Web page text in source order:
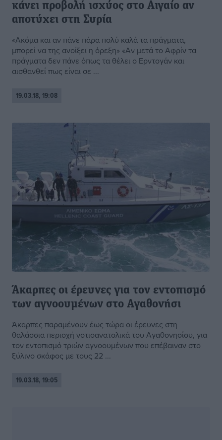
κάνει προβολή ισχύος στο Αιγαίο αν
αποτύχει στη Συρία
«Ακόμα και αν πάνε πάρα πολύ καλά τα πράγματα,
μπορεί να της ανοίξει η όρεξη» «Αν μετά το Αφρίν τα
πράγματα δεν πάνε όπως τα θέλει ο Ερντογάν και
αισθανθεί πως είναι σε ...
19.03.18, 19:08
Άκαρπες οι έρευνες για τον εντοπισμό
των αγνοουμένων στο Αγαθονήσι
Άκαρπες παραμένουν έως τώρα οι έρευνες στη
θαλάσσια περιοχή νοτιοανατολικά του Αγαθονησίου, για
τον εντοπισμό τριών αγνοουμένων που επέβαιναν στο
ξύλινο σκάφος με τους 22 ...
19.03.18, 19:05